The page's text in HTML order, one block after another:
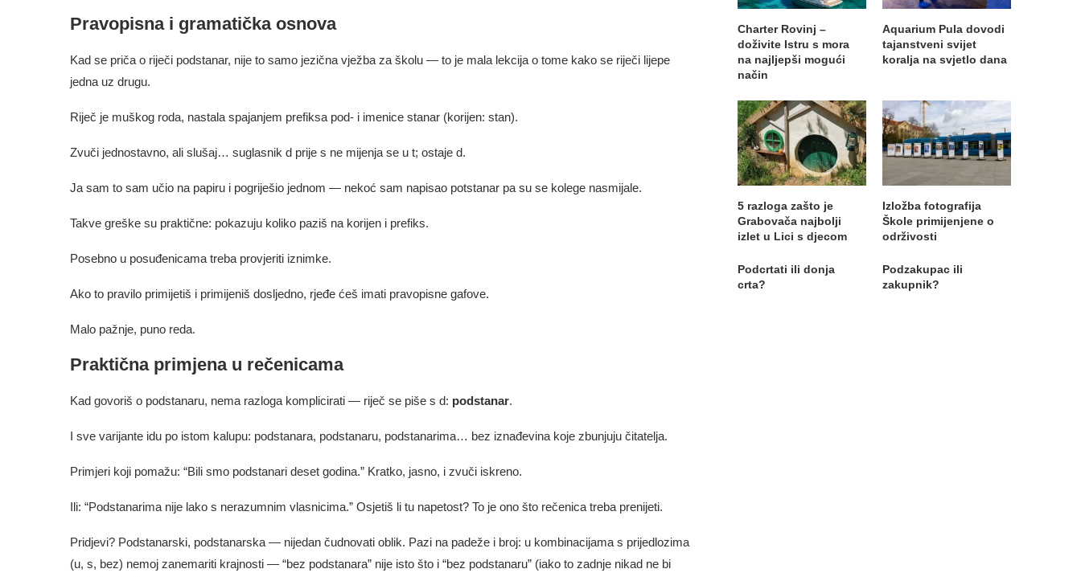
Pravopisna i gramatička osnova
Kad se priča o riječi podstanar, nije to samo jezična vježba za školu — to je mala lekcija o tome kako se riječi lijepe
jedna uz drugu.
Riječ je muškog roda, nastala spajanjem prefiksa pod- i imenice stanar (korijen: stan).
Zvuči jednostavno, ali slušaj… suglasnik d prije s ne mijenja se u t; ostaje d.
Ja sam to sam učio na papiru i pogriješio jednom — nekoć sam napisao potstanar pa su se kolege nasmijale.
Takve greške su praktične: pokazuju koliko paziš na korijen i prefiks.
Posebno u posuđenicama treba provjeriti iznimke.
Ako to pravilo primijetiš i primijeniš dosljedno, rjeđe ćeš imati pravopisne gafove.
Malo pažnje, puno reda.
Praktična primjena u rečenicama
Kad govoriš o podstanaru, nema razloga komplicirati — riječ se piše s d: podstanar.
I sve varijante idu po istom kalupu: podstanara, podstanaru, podstanarima… bez iznađevina koje zbunjuju čitatelja.
Primjeri koji pomažu: “Bili smo podstanari deset godina.” Kratko, jasno, i zvuči iskreno.
Ili: “Podstanarima nije lako s nerazumnim vlasnicima.” Osjetiš li tu napetost? To je ono što rečenica treba prenijeti.
Pridjevi? Podstanarski, podstanarska — nijedan čudnovati oblik. Pazi na padeže i broj: u kombinacijama s prijedlozima
(u, s, bez) nemoj zanemariti krajnosti — “bez podstanara” nije isto što i “bez podstanaru” (iako to zadnje nikad ne bi
Charter Rovinj –
doživite Istru s mora
na najljepši mogući
način
Aquarium Pula dovodi
tajanstveni svijet
koralja na svjetlo dana
5 razloga zašto je
Grabovača najbolji
izlet u Lici s djecom
Izložba fotografija
Škole primijenjene o
održivosti
Podcrtati ili donja
crta?
Podzakupac ili
zakupnik?